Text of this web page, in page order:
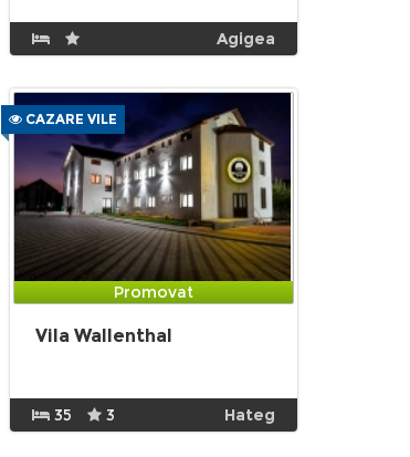
Agigea
CAZARE VILE
Promovat
Vila Wallenthal
35 3 Hateg